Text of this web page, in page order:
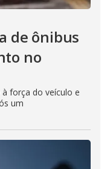
de ônibus
no
força do veículo e
um